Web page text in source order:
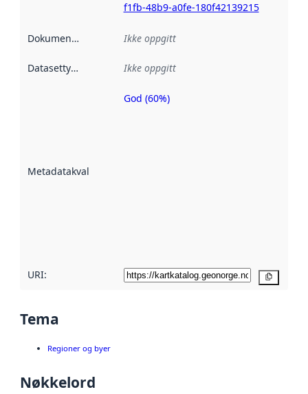
f1fb-48b9-a0fe-180f42139215
Dokumentasjon Ikke oppgitt
Datasettype Ikke oppgitt
Metadatakvalitet
Metadatakvalitet
God (60%)
URI:
Tema
Regioner og byer
Nøkkelord